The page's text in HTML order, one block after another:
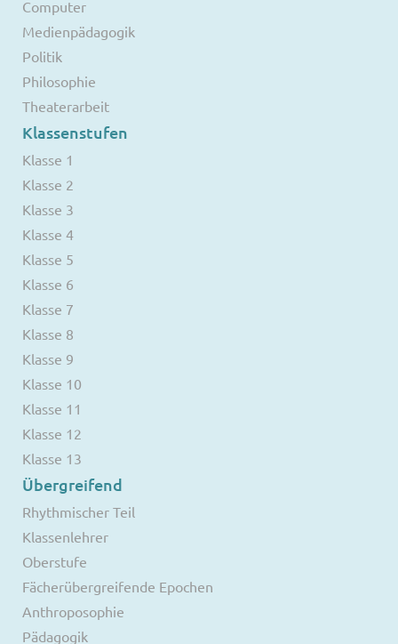
Computer
Medienpädagogik
Politik
Philosophie
Theaterarbeit
Klassenstufen
Klasse 1
Klasse 2
Klasse 3
Klasse 4
Klasse 5
Klasse 6
Klasse 7
Klasse 8
Klasse 9
Klasse 10
Klasse 11
Klasse 12
Klasse 13
Übergreifend
Rhythmischer Teil
Klassenlehrer
Oberstufe
Fächerübergreifende Epochen
Anthroposophie
Pädagogik